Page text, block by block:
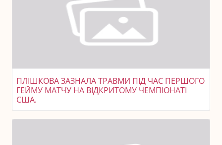
ПЛІШКОВА ЗАЗНАЛА ТРАВМИ ПІД ЧАС ПЕРШОГО
ГЕЙМУ МАТЧУ НА ВІДКРИТОМУ ЧЕМПІОНАТІ
США.